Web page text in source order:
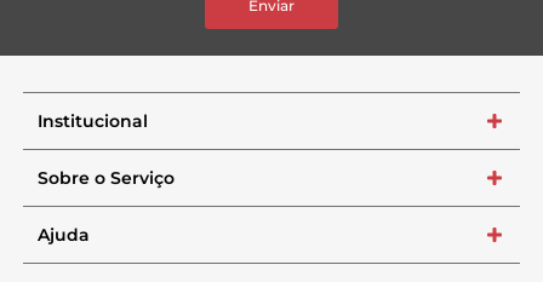
Enviar
Institucional +
Sobre o Serviço +
Ajuda +